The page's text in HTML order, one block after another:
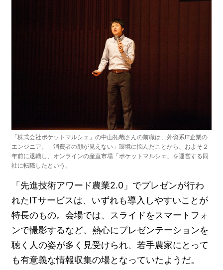
「株式会社ポケットマルシェ」の中山拓哉さんの前職は、外資系IT企業の
エンジニア。「消費者の顔が見えない」環境に悩んだことから、およそ２
年前に退職し、オンラインの産直市場「ポケットマルシェ」を運営する同
社に転職したという。
「先進技術アワード農業2.0」でプレゼンが行わ
れたITサービスは、いずれも導入しやすいことが
特長のもの。会場では、スライドをスマートフォ
ンで撮影するなど、熱心にプレゼンテーションを
聴く人の姿が多く見受けられ、若手農家にとって
も有意義な情報収集の場となっていたようだ。